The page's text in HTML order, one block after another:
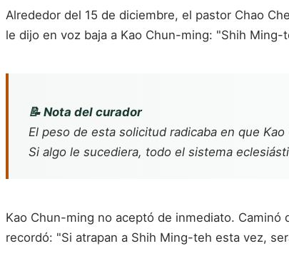
Alrededor del 15 de diciembre, el pastor Chao
le dijo en voz baja a Kao Chun-ming: "Shih
📝 Nota del curador
El peso de esta solicitud radicaba en que
Si algo le sucediera, todo el sistema
Kao Chun-ming no aceptó de inmediato.
recordó: "Si atrapan a Shih Ming-teh esta vez,